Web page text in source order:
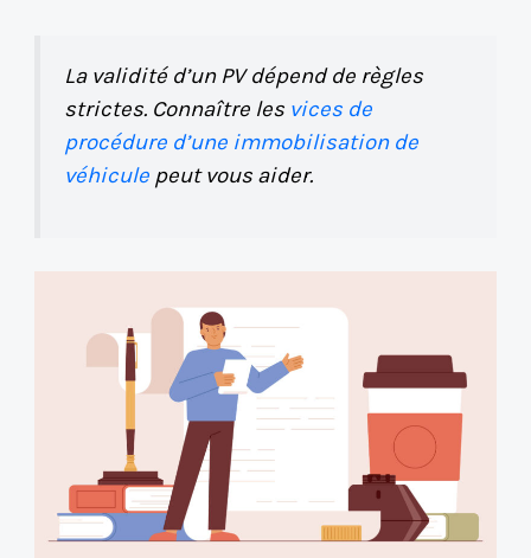
La validité d’un PV dépend de règles
strictes. Connaître les vices de
procédure d’une immobilisation de
véhicule peut vous aider.